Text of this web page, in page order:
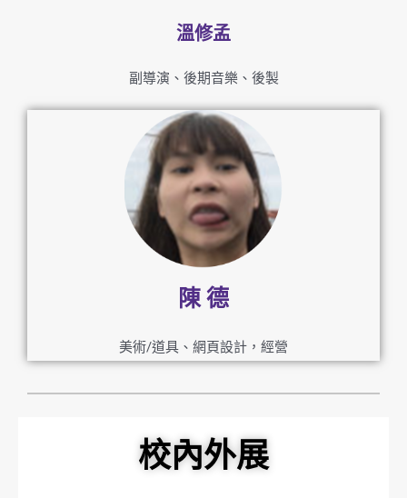
溫修孟
副導演、後期音樂、後製
陳 德
美術/道具、網頁設計，經營
校內外展